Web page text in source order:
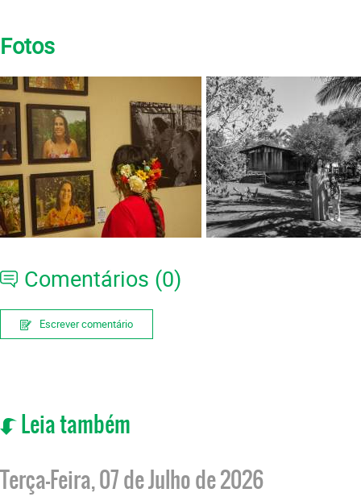
Fotos
Comentários (0)
Escrever comentário
Leia também
Terça-Feira, 07 de Julho de 2026